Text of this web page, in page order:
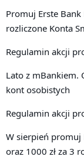
Promuj Erste Bank
rozliczone Konta
Regulamin akcji
Lato z mBankiem.
kont osobistych
Regulamin akcji
W sierpień promuj
oraz 1000 zł za 3